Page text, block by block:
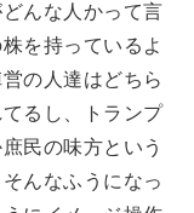
んな人かって言
を持っているよ
の人達はどちら
るし、トランプ
民の味方という
んなふうになっ